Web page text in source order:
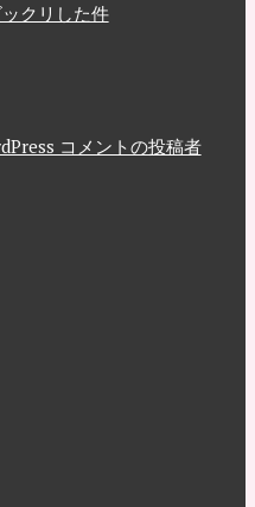
クリした件
コメントの投稿者